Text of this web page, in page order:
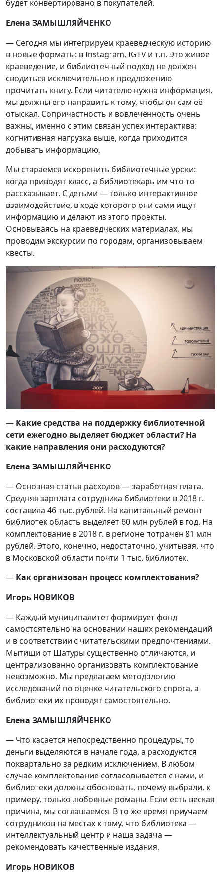
будет конвертировано в покупателей.
Елена ЗАМЫШЛЯЙЧЕНКО
— Сегодня мы интегрируем краеведческую историю
в новые форматы: в Instagram, IGTV и т.п. Это живое
краеведение, и библиотечный подход не должен
сводиться исключительно к предложению
прочитать книгу. Если читателю нужна информация,
мы должны его направить к тому, чтобы он сам её
отыскал. Сопричастность и вовлечённость очень
важны, именно с этим связан успех интерактива:
когнитивная нагрузка выше, когда приходится
добывать информацию.
Мы стараемся искоренить библиотечные уроки:
когда приводят класс, а библиотекарь им что-то
рассказывает. С детьми — только интерактивное
взаимодействие, в ходе которого они сами ищут
информацию и делают из этого проекты.
Основываясь на краеведческих материалах, мы
проводим экскурсии по городам, организовываем
квесты.
— Какие средства на поддержку библиотечной
сети ежегодно выделяет бюджет области? На
какие направления они расходуются?
Елена ЗАМЫШЛЯЙЧЕНКО
— Основная статья расходов — заработная плата.
Средняя зарплата сотрудника библиотеки в 2018 г.
составила 46 тыс. рублей. На капитальный ремонт
библиотек область выделяет 60 млн рублей в год. На
комплектование в 2018 г. в регионе потрачен 81 млн
рублей. Этого, конечно, недостаточно, учитывая, что
в Московской области почти 1 тыс. библиотек.
— Как организован процесс комплектования?
Игорь НОВИКОВ
— Каждый муниципалитет формирует фонд
самостоятельно на основании наших рекомендаций
и в соответствии с читательскими предпочтениями.
Мытищи от Шатуры существенно отличаются, и
централизованно организовать комплектование
невозможно. Мы предлагаем методологию
исследований по оценке читательского спроса, а
библиотеки их проводят самостоятельно.
Елена ЗАМЫШЛЯЙЧЕНКО
— Что касается непосредственно процедуры, то
деньги выделяются в начале года, а расходуются
поквартально за редким исключением. В любом
случае комплектование согласовывается с нами, и
библиотеки должны обосновать, почему выбрали, к
примеру, только любовные романы. Если есть веская
причина, мы соглашаемся. В то же время приучаем
сотрудников на местах к тому, что библиотека —
интеллектуальный центр и наша задача —
рекомендовать качественные издания.
Игорь НОВИКОВ